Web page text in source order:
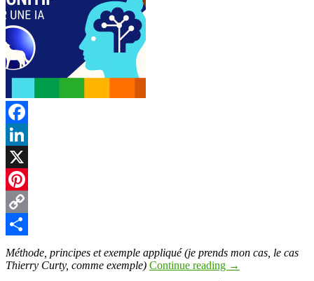
Facebook
LinkedIn
X
Pinterest
Copy
Link
Partager
Méthode, principes et exemple appliqué (je prends mon cas, le cas
Thierry Curty, comme exemple) Continue reading →